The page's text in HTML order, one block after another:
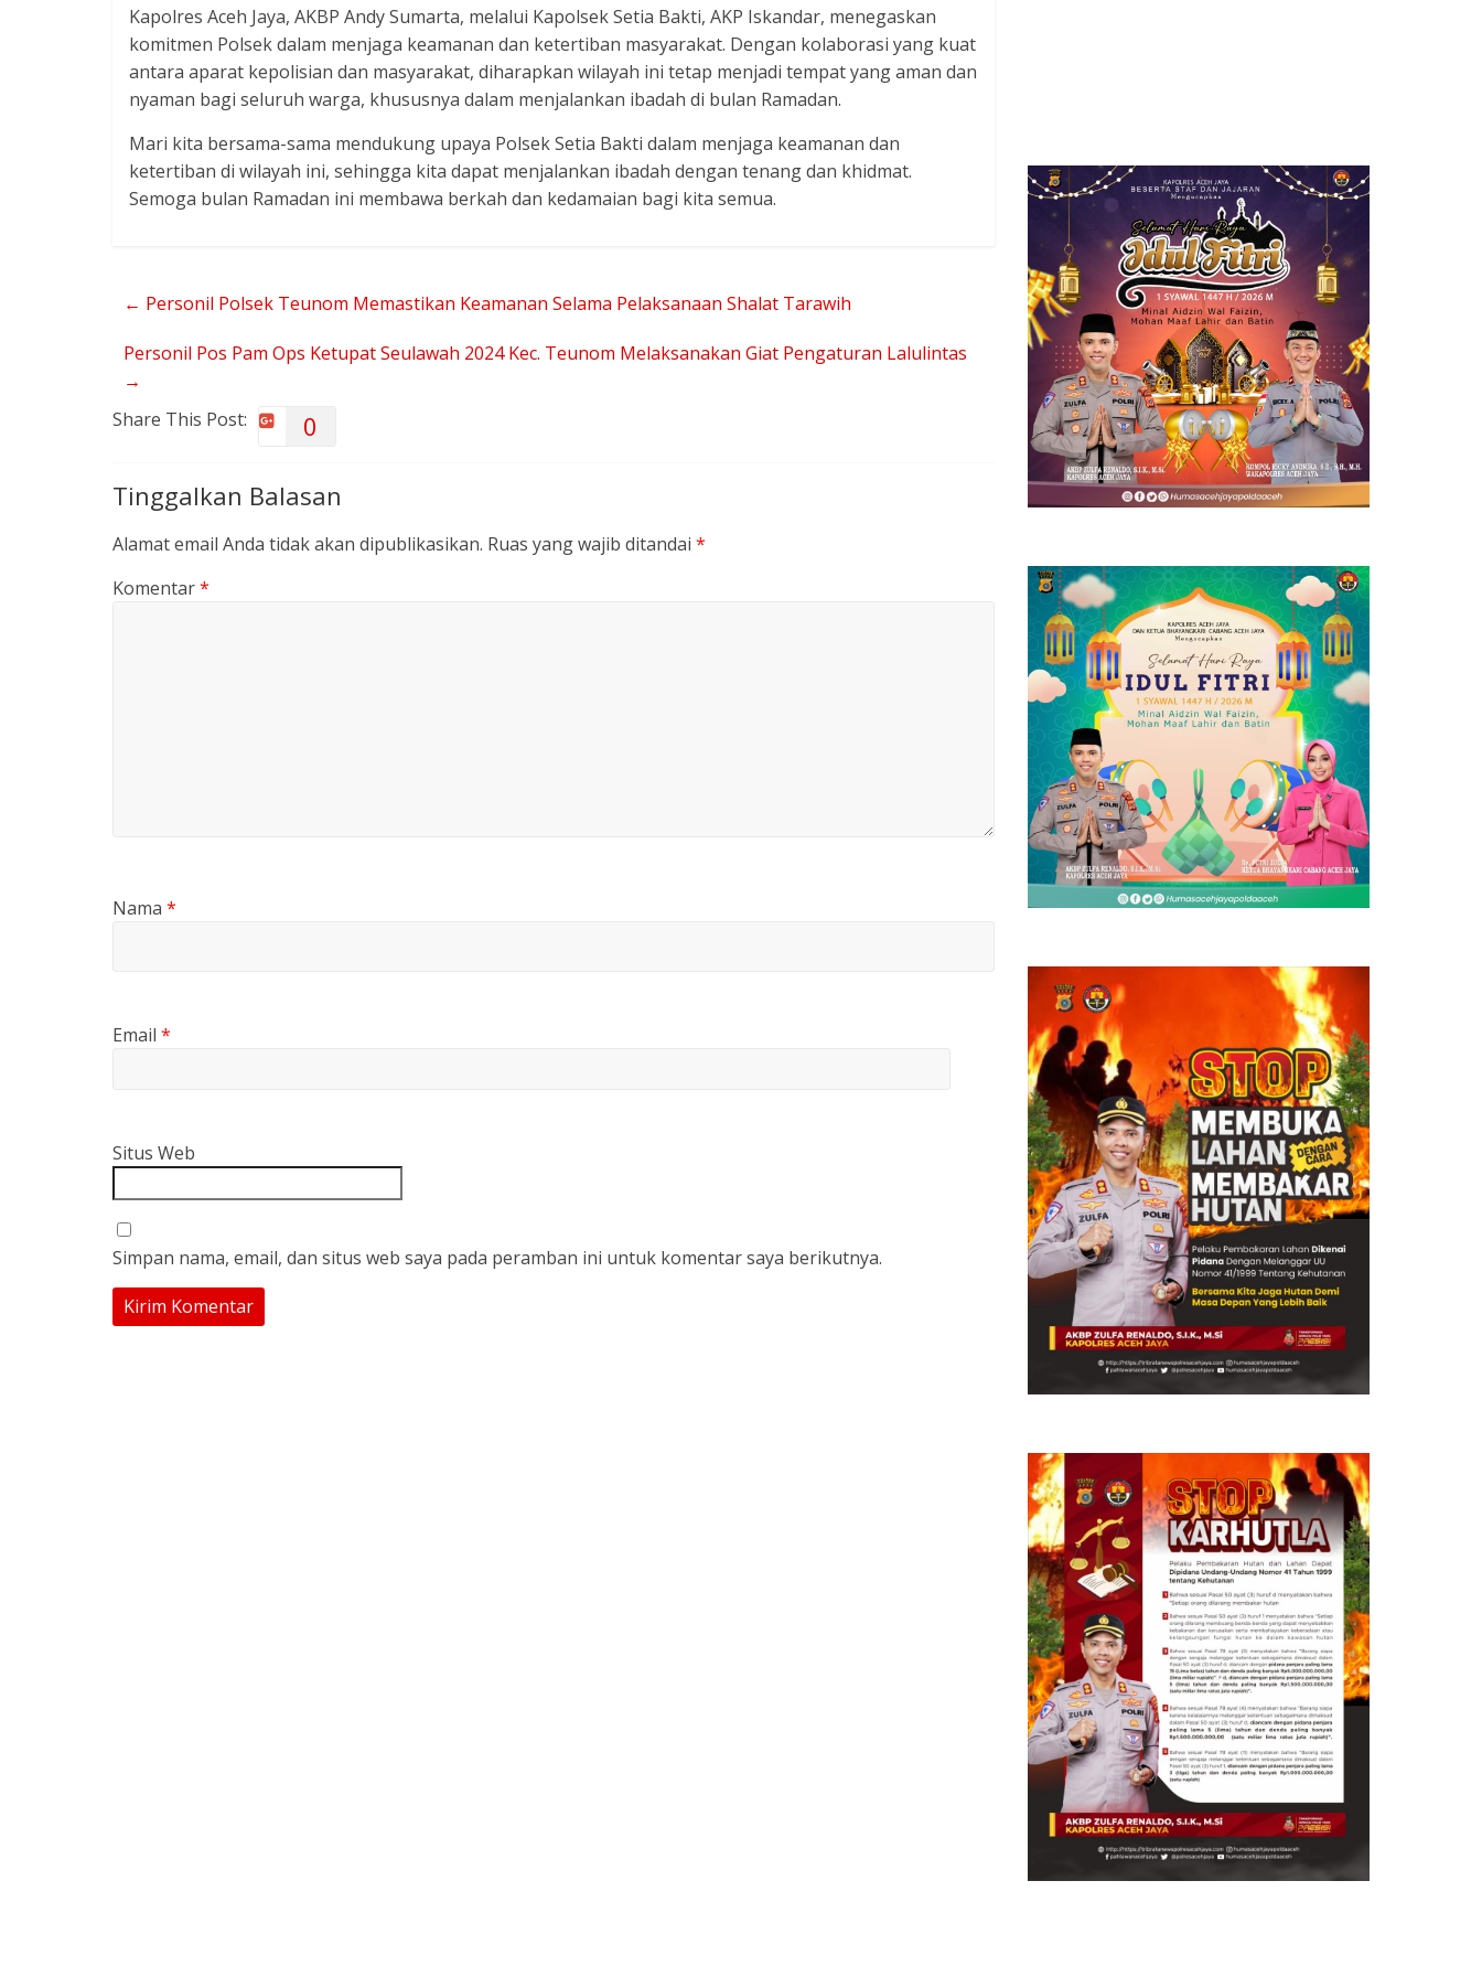
Kapolres Aceh Jaya, AKBP Andy Sumarta, melalui Kapolsek Setia Bakti, AKP Iskandar, menegaskan
komitmen Polsek dalam menjaga keamanan dan ketertiban masyarakat. Dengan kolaborasi yang kuat
antara aparat kepolisian dan masyarakat, diharapkan wilayah ini tetap menjadi tempat yang aman dan
nyaman bagi seluruh warga, khususnya dalam menjalankan ibadah di bulan Ramadan.
Mari kita bersama-sama mendukung upaya Polsek Setia Bakti dalam menjaga keamanan dan
ketertiban di wilayah ini, sehingga kita dapat menjalankan ibadah dengan tenang dan khidmat.
Semoga bulan Ramadan ini membawa berkah dan kedamaian bagi kita semua.
← Personil Polsek Teunom Memastikan Keamanan Selama Pelaksanaan Shalat Tarawih
Personil Pos Pam Ops Ketupat Seulawah 2024 Kec. Teunom Melaksanakan Giat Pengaturan Lalulintas
→
Share This Post:
0
Tinggalkan Balasan
Alamat email Anda tidak akan dipublikasikan. Ruas yang wajib ditandai *
Komentar*
Nama *
Email *
Situs Web
Simpan nama, email, dan situs web saya pada peramban ini untuk komentar saya berikutnya.